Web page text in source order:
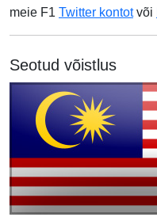
meie F1 Twitter kontotvõi
Seotud võistlus